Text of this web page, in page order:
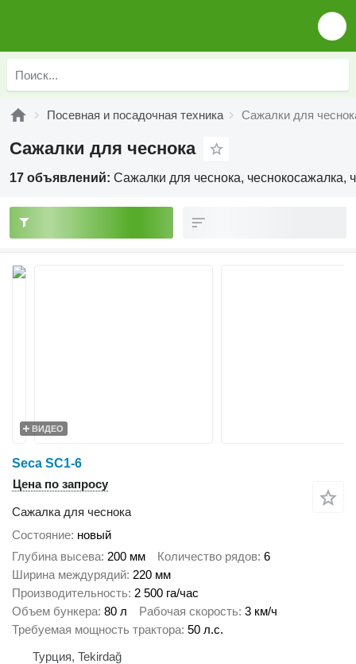
Посевная и посадочная техника Сажалки для
Сажалки для чеснока
17 объявлений: Сажалки для чеснока, чеснокосажалка,
ВИДЕО
Seca SC1-6
Цена по запросу
Сажалка для чеснока
Состояние новый
Глубина высева 200 мм Количество рядов 6
Ширина междурядий 220 мм
Производительность 2 500 га/час
Объем бункера 80 л Рабочая скорость 3 км/ч
Требуемая мощность трактора 50 л.с.
Турция, Tekirdağ